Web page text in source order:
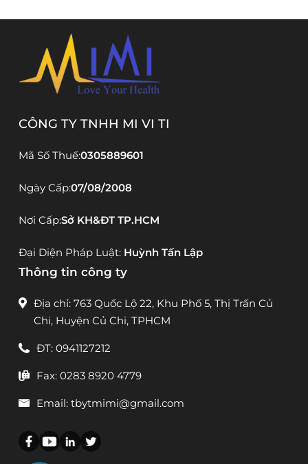
CÔNG TY TNHH MI VI TI
Mã Số Thuế:0305889601
Ngày Cấp:07/08/2008
Nơi Cấp:Sở KH&ĐT TP.HCM
Đại Diện Pháp Luật:Huỳnh Tấn Lập
Thông tin công ty
Địa chỉ: 763 Quốc Lộ 22, Khu Phố 5, Thị Trấn Củ
Chi, Huyện Củ Chi, TPHCM
ĐT: 0941127212
Fax: 0283 8920 4779
Email: tbytmimi@gmail.com